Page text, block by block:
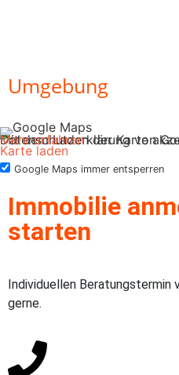
Umgebung
Mit dem Laden der Karte akzeptieren Sie die Datenschutzerklärung
Mehr erfahren
Karte laden
Google Maps immer entsperren
Immobilie
starten
Individuellen Beratungstermin
gerne.